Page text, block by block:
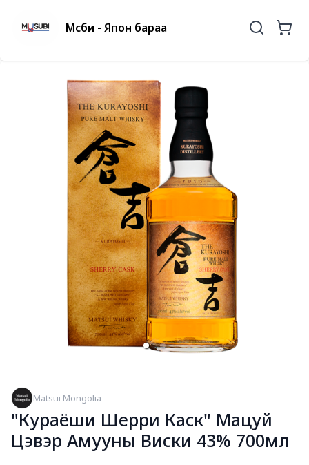
Мүсүби - Япон бараа
Matsui Mongolia
"Кураёши Шерри Каск" Мацуй
Цэвэр Амууны Виски 43% 700мл